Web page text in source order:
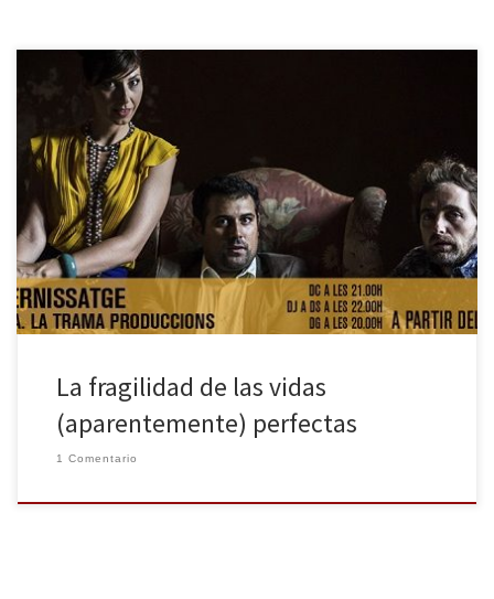
Cuando en 2011 falleció Václav Havel, los titulares de los
periódicos le recordaban como el expresidente de la República
Checa o de Checoslovaquia (ya que fue el primero de una y el
último de la otra, antes de la separación con Eslovaquia). La
política primó en la vida de Havel, […]
La fragilidad de las vidas
(aparentemente) perfectas
1 Comentario